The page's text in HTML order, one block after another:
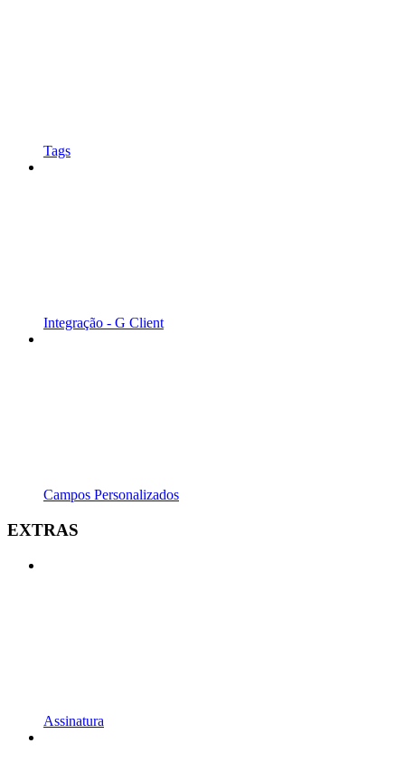
Tags
Integração - G Client
Campos Personalizados
EXTRAS
Assinatura